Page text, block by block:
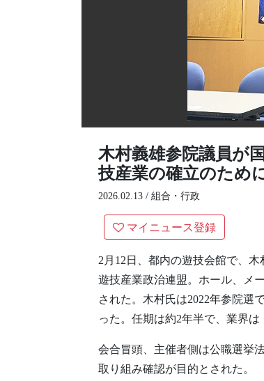
木村義雄参院議員が
技産業の確立のため
2026.02.13 / 組合・行政
マイニュース登録
2月12日、都内の遊技会館で、
遊技産業政治連盟。ホール、メ
された。木村氏は2022年参院選
った。任期は約2年半で、業界
会合冒頭、主催者側は公職選挙
取り組み確認が目的とされた。